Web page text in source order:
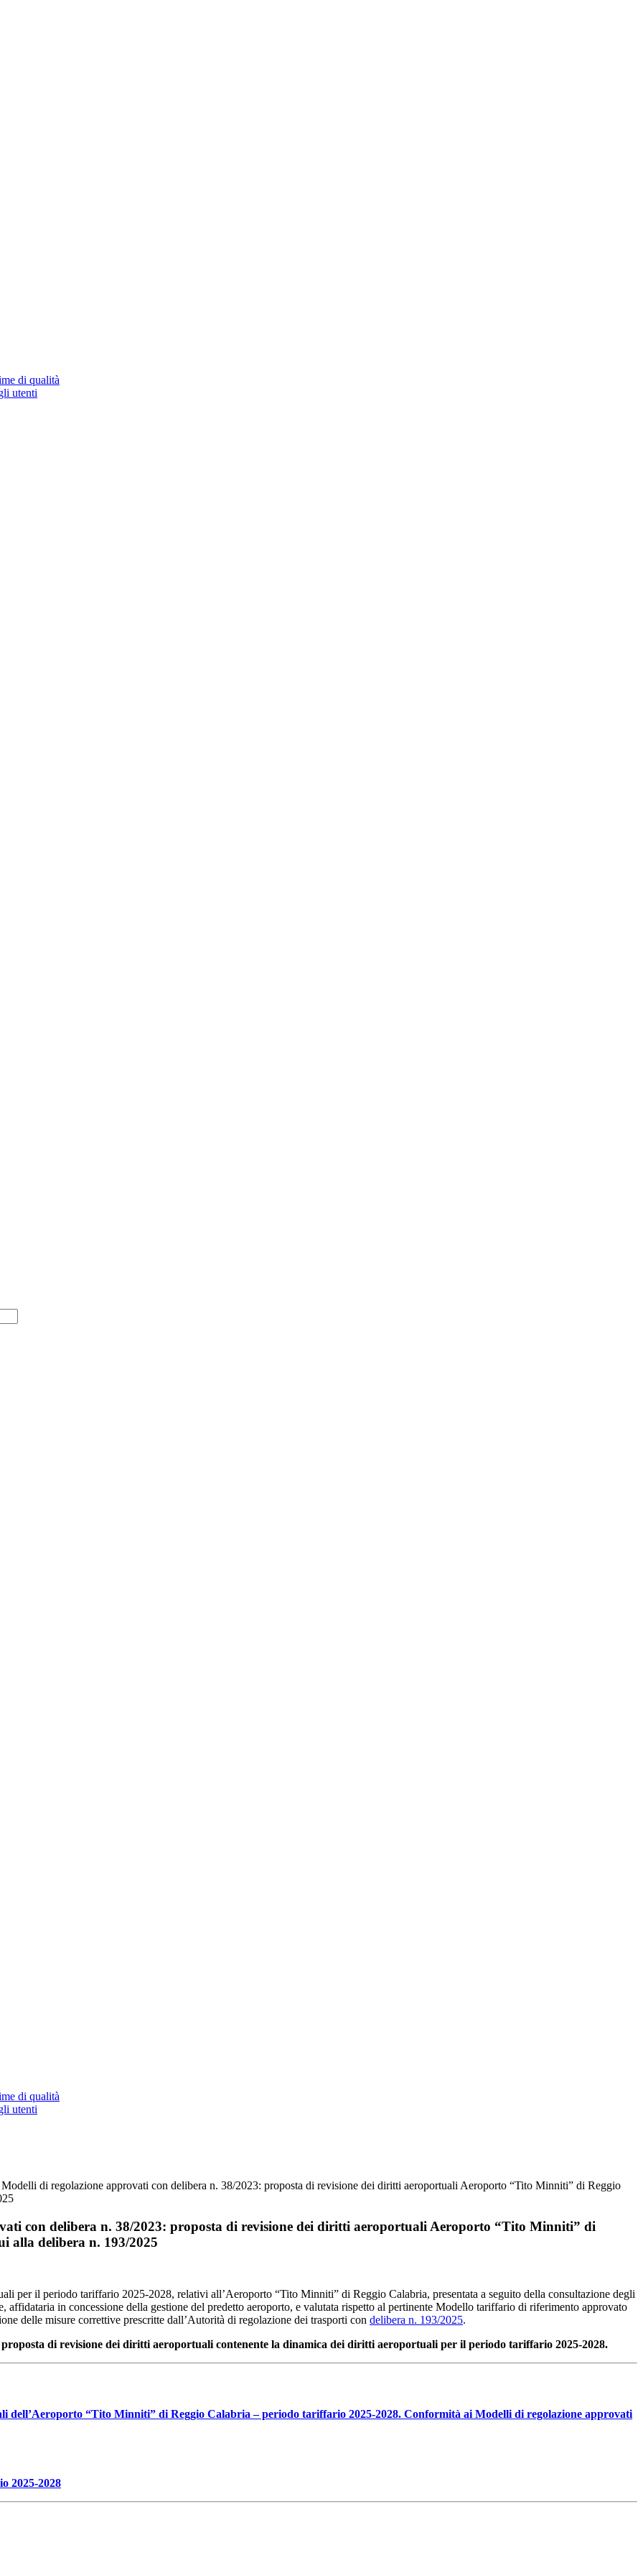
di qualità
utenti
di qualità
utenti
di regolazione approvati con delibera n. 38/2023: proposta di revisione dei diritti aeroportuali Aeroporto “Tito Minniti” di Reggio
con delibera n. 38/2023: proposta di revisione dei diritti aeroportuali Aeroporto “Tito Minniti” di
alla delibera n. 193/2025
per il periodo tariffario 2025-2028, relativi all’Aeroporto “Tito Minniti” di Reggio Calabria, presentata a seguito della consultazione degli
in concessione della gestione del predetto aeroporto, e valutata rispetto al pertinente Modello tariffario di riferimento approvato
delle misure correttive prescritte dall’Autorità di regolazione dei trasporti con delibera n. 193/2025.
proposta di revisione dei diritti aeroportuali contenente la dinamica dei diritti aeroportuali per il periodo tariffario 2025-2028.
dell’Aeroporto “Tito Minniti” di Reggio Calabria – periodo tariffario 2025-2028. Conformità ai Modelli di regolazione approvati
2025-2028